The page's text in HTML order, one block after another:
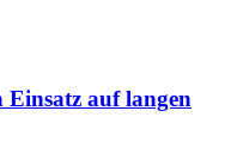
auf langen